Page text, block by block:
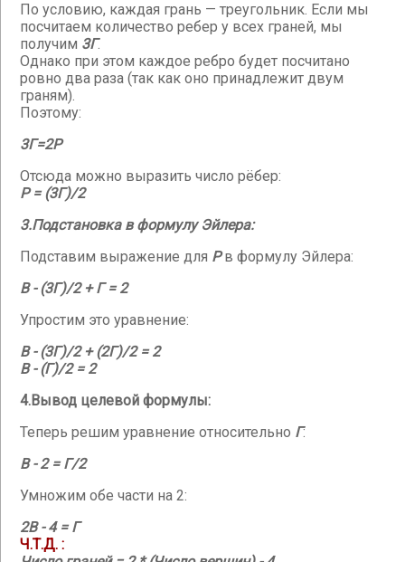
По условию, каждая грань — треугольник. Если мы
посчитаем количество ребер у всех граней, мы
получим 3Г.
Однако при этом каждое ребро будет посчитано
ровно два раза (так как оно принадлежит двум
граням).
Поэтому:
3Г=2Р
Отсюда можно выразить число рёбер:
Р = (3Г)/2
3.Подстановка в формулу Эйлера:
Подставим выражение для Рв формулу Эйлера:
В - (3Г)/2 + Г = 2
Упростим это уравнение:
В - (3Г)/2 + (2Г)/2 = 2
В - (Г)/2 = 2
4.Вывод целевой формулы:
Теперь решим уравнение относительно Г:
В - 2 = Г/2
Умножим обе части на 2:
2В - 4 = Г
Ч.Т.Д. :